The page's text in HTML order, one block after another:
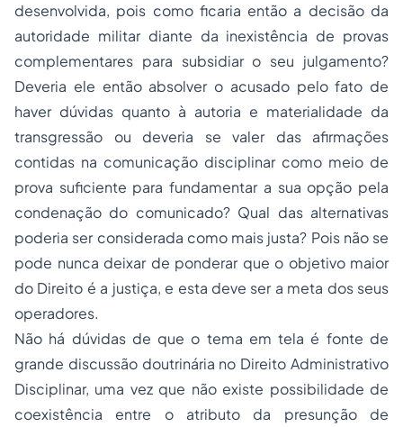
desenvolvida, pois como ficaria então a decisão da
autoridade militar diante da inexistência de provas
complementares para subsidiar o seu julgamento?
Deveria ele então absolver o acusado pelo fato de
haver dúvidas quanto à autoria e materialidade da
transgressão ou deveria se valer das afirmações
contidas na comunicação disciplinar como meio de
prova suficiente para fundamentar a sua opção pela
condenação do comunicado? Qual das alternativas
poderia ser considerada como mais justa? Pois não se
pode nunca deixar de ponderar que o objetivo maior
do Direito é a justiça, e esta deve ser a meta dos seus
operadores.
Não há dúvidas de que o tema em tela é fonte de
grande discussão doutrinária no Direito Administrativo
Disciplinar, uma vez que não existe possibilidade de
coexistência entre o atributo da presunção de